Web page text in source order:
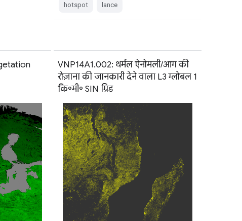
hotspot lance
VNP14A1.002: थर्मल ऐनोमली/आग की
रोज़ाना की जानकारी देने वाला L3 ग्लोबल 1
कि॰मी॰ SIN ग्रिड